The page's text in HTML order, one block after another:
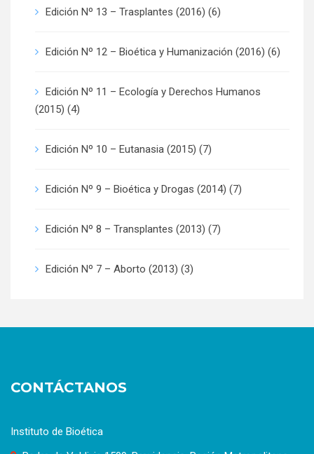
Edición Nº 13 – Trasplantes (2016) (6)
Edición Nº 12 – Bioética y Humanización (2016) (6)
Edición Nº 11 – Ecología y Derechos Humanos
(2015) (4)
Edición Nº 10 – Eutanasia (2015) (7)
Edición Nº 9 – Bioética y Drogas (2014) (7)
Edición Nº 8 – Transplantes (2013) (7)
Edición Nº 7 – Aborto (2013) (3)
CONTÁCTANOS
Instituto de Bioética